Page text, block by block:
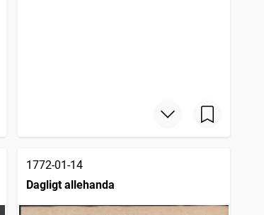
1772-01-14
Dagligt allehanda